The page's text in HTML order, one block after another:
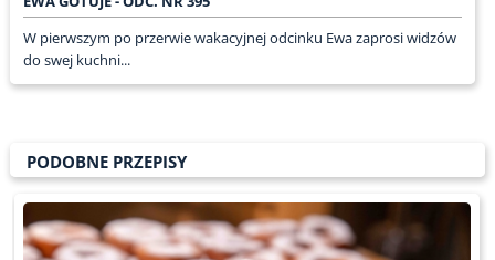
W pierwszym po przerwie wakacyjnej odcinku Ewa zaprosi widzów
do swej kuchni...
PODOBNE PRZEPISY